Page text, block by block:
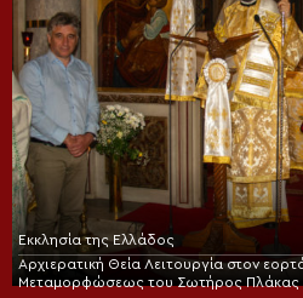
Εκκλησία της Ελλάδος
Αρχιερατική Θεία Λειτουργία στον
Μεταμορφώσεως του Σωτήρος Πλάκας